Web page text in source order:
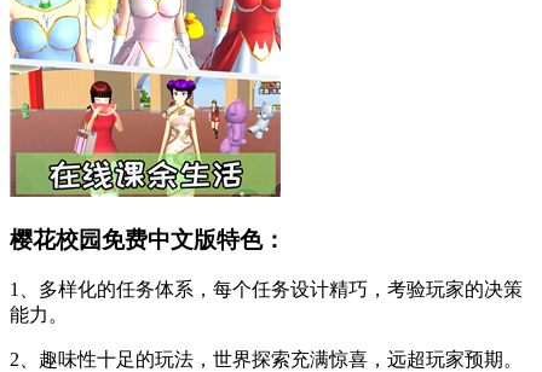
樱花校园免费中文版特色：
1、多样化的任务体系，每个任务设计精巧，考验玩家的决策
能力。
2、趣味性十足的玩法，世界探索充满惊喜，远超玩家预期。